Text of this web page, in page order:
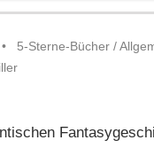
5-Sterne-Bücher /